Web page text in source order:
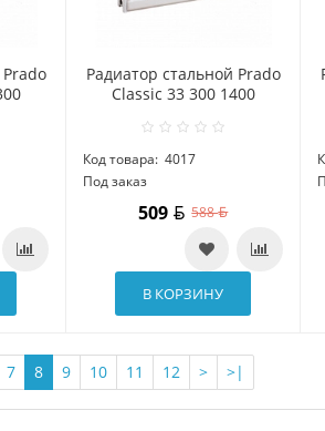
Радиатор стальной Prado
Classic 33 300 1400
Код товара: 4017
Под заказ
509 588
В КОРЗИНУ
7 8 9 10 11 12 > >|